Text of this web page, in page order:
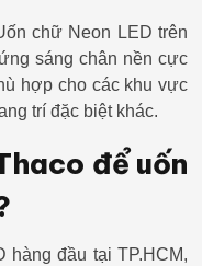
chữ Neon LED trên
sáng chân nền cực
hợp cho các khu vực
trí đặc biệt khác.
để uốn
hàng đầu tại TP.HCM,